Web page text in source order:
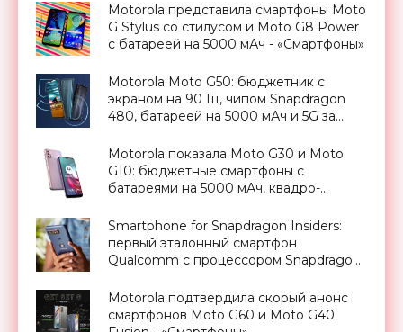
Motorola представила смартфоны Moto
G Stylus со стилусом и Moto G8 Power
с батареей на 5000 мАч - «Смартфоны»
Motorola Moto G50: бюджетник с
экраном на 90 Гц, чипом Snapdragon
480, батареей на 5000 мАч и 5G за
Motorola показала Moto G30 и Moto
G10: бюджетные смартфоны с
батареями на 5000 мАч, квадро-
«Смартфоны»
Smartphone for Snapdragon Insiders:
первый эталонный смартфон
Qualcomm с процессором Snapdragon
$1500 - «Смартфоны»
Motorola подтвердила скорый анонс
смартфонов Moto G60 и Moto G40